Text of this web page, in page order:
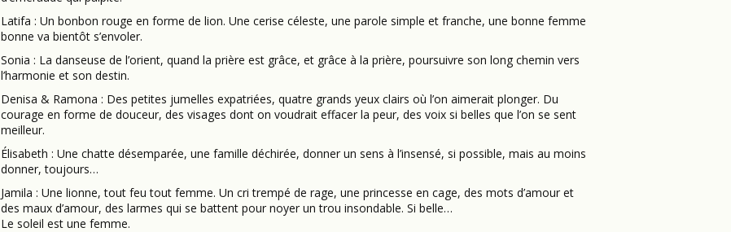
Latifa : Un bonbon rouge en forme de lion. Une cerise céleste, une parole simple et franche, une bonne femme
bonne va bientôt s’envoler.
Sonia : La danseuse de l’orient, quand la prière est grâce, et grâce à la prière, poursuivre son long chemin vers
l’harmonie et son destin.
Denisa & Ramona : Des petites jumelles expatriées, quatre grands yeux clairs où l’on aimerait plonger. Du
courage en forme de douceur, des visages dont on voudrait effacer la peur, des voix si belles que l’on se sent
meilleur.
Élisabeth : Une chatte désemparée, une famille déchirée, donner un sens à l’insensé, si possible, mais au moins
donner, toujours…
Jamila : Une lionne, tout feu tout femme. Un cri trempé de rage, une princesse en cage, des mots d’amour et
des maux d’amour, des larmes qui se battent pour noyer un trou insondable. Si belle…
Le soleil est une femme.